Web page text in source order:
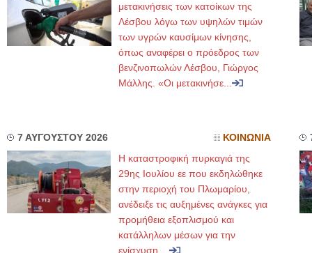
μετακινήσεις των κατοίκων της
Λέσβου λόγω των υψηλών τιμών
των υγρών καυσίμων κίνησης,
όπως αναφέρει ο πρόεδρος των
βενζινοπωλών Λέσβου, Γιώργος
Μάλλης. «Οι μετακινήσε...
7 ΑΥΓΟΥΣΤΟΥ 2026 ΚΟΙΝΩΝΙΑ
Η καταστροφική πυρκαγιά της
29ης Ιουλίου εε που εκδηλώθηκε
στην περιοχή του Πλωμαρίου,
ανέδειξε τις αυξημένες ανάγκες για
προμήθεια εξοπλισμού και
κατάλληλων μέσων για την
ενίσχυση ...